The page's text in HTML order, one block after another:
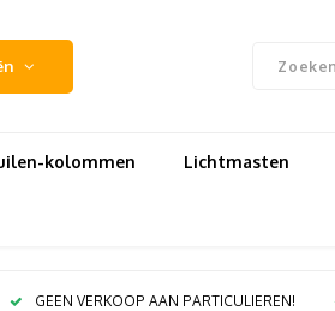
kolommen Lichtmasten
GEEN VERKOOP AAN PARTICULIEREN!